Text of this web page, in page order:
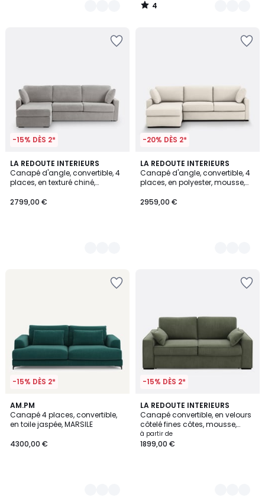
4
/
-15% DÈS 2*
LA REDOUTE INTERIEURS
Canapé d'angle, convertible, 4
places, en texturé chiné,
2799,00 €
3
Couleurs
-20% DÈS 2*
LA REDOUTE INTERIEURS
Canapé d'angle, convertible, 4
places, en polyester, mousse,
2959,00 €
3
Couleurs
-15% DÈS 2*
AM.PM
Canapé 4 places, convertible,
en toile jaspée, MARSILE
4300,00 €
3
Couleurs
-15% DÈS 2*
LA REDOUTE INTERIEURS
Canapé convertible, en velours
côtelé fines côtes, mousse,
CECILIA
à partir de
1899,00 €
5
Couleurs